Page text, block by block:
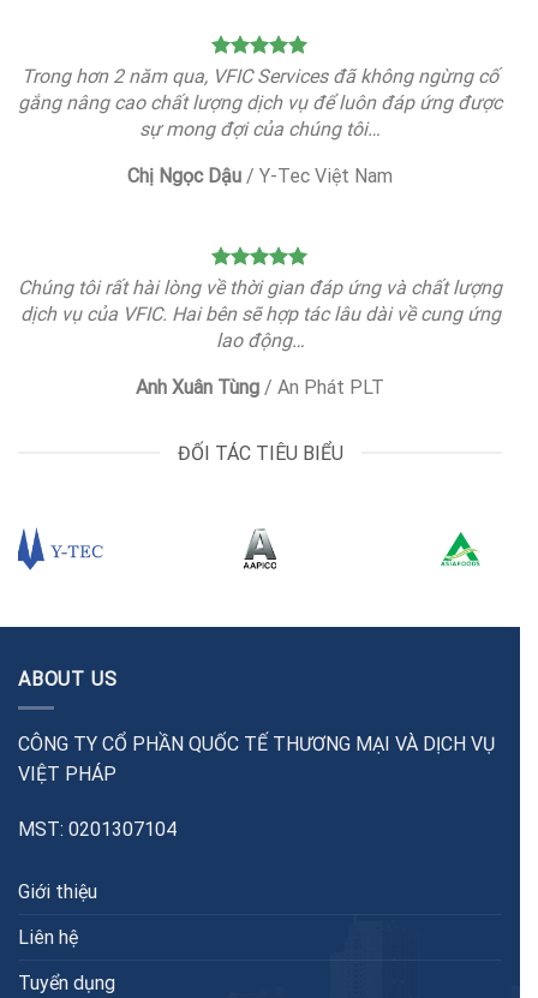
Trong hơn 2 năm qua, VFIC Services đã không ngừng cố
gắng nâng cao chất lượng dịch vụ để luôn đáp ứng được
sự mong đợi của chúng tôi…
Chị Ngọc Dậu / Y-Tec Việt Nam
Chúng tôi rất hài lòng về thời gian đáp ứng và chất lượng
dịch vụ của VFIC. Hai bên sẽ hợp tác lâu dài về cung ứng
lao động…
Anh Xuân Tùng / An Phát PLT
ĐỐI TÁC TIÊU BIỂU
ABOUT US
CÔNG TY CỔ PHẦN QUỐC TẾ THƯƠNG MẠI VÀ DỊCH VỤ
VIỆT PHÁP
MST: 0201307104
Giới thiệu
Liên hệ
Tuyển dụng